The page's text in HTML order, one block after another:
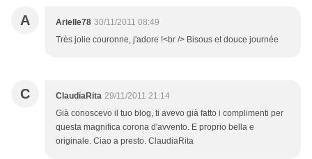
A Arielle78 30/11/2011 08:49
Très jolie couronne, j'adore !<br /> Bisous et douce journée
C ClaudiaRita 29/11/2011 21:14
Già conoscevo il tuo blog, ti avevo già fatto i complimenti per
questa magnifica corona d'avvento. E proprio bella e
originale. Ciao a presto. ClaudiaRita